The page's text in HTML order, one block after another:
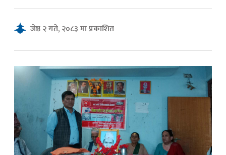
News
जेष्ठ २ गते, २०८३ मा प्रकाशित